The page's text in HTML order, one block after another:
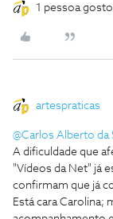
1 pessoa
artespraticas
@Carlos Alberto da
A dificuldade que
"Vídeos da Net" já
confirmam que já
Está cara Carolina;